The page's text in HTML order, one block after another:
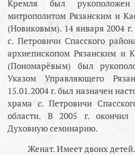
Кремля был
митрополитом Рязанским и
(Новиковым). 14 января 2004
с. Петровичи Спасского
архиепископом Рязанским и
(Пономарёвым) был
Указом Управляющего
15.01.2004 г. был назначен
храма с. Петровичи
области. В 2005 г. окончил
Духовную семинарию.
Женат. Имеет двоих детей.